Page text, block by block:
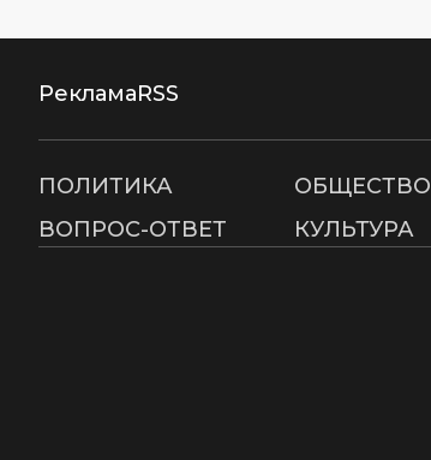
РекламаRSS
ПОЛИТИКА ОБЩЕСТВО
ВОПРОС-ОТВЕТ
КУЛЬТУРА